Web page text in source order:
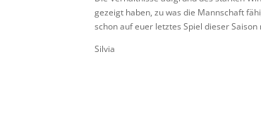
gezeigt haben, zu was die Mannschaft
schon auf euer letztes Spiel dieser
Silvia